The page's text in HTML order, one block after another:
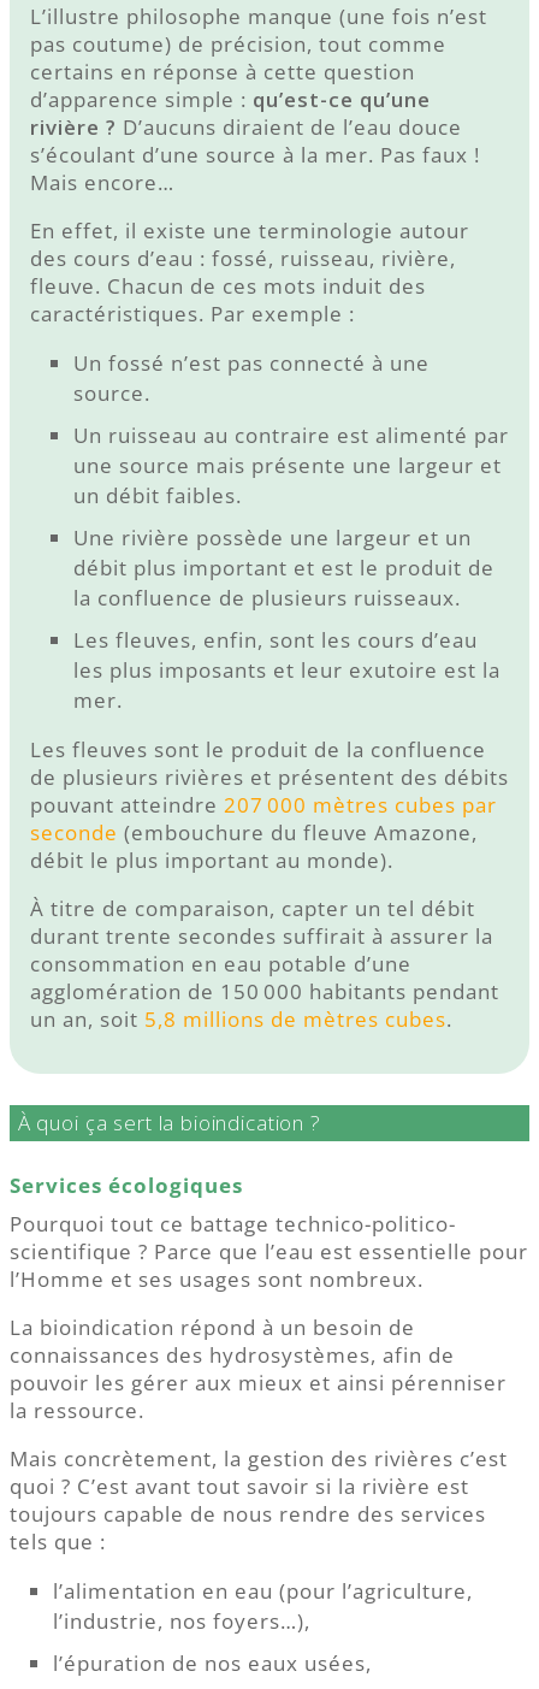
L’illustre philosophe manque (une fois n’est
pas coutume) de précision, tout comme
certains en réponse à cette question
d’apparence simple : qu’est-ce qu’une
rivière ? D’aucuns diraient de l’eau douce
s’écoulant d’une source à la mer. Pas faux !
Mais encore…
En effet, il existe une terminologie autour
des cours d’eau : fossé, ruisseau, rivière,
fleuve. Chacun de ces mots induit des
caractéristiques. Par exemple :
Un fossé n’est pas connecté à une
source.
Un ruisseau au contraire est alimenté par
une source mais présente une largeur et
un débit faibles.
Une rivière possède une largeur et un
débit plus important et est le produit de
la confluence de plusieurs ruisseaux.
Les fleuves, enfin, sont les cours d’eau
les plus imposants et leur exutoire est la
mer.
Les fleuves sont le produit de la confluence
de plusieurs rivières et présentent des débits
pouvant atteindre 207 000 mètres cubes par
seconde (embouchure du fleuve Amazone,
débit le plus important au monde).
À titre de comparaison, capter un tel débit
durant trente secondes suffirait à assurer la
consommation en eau potable d’une
agglomération de 150 000 habitants pendant
un an, soit 5,8 millions de mètres cubes.
À quoi ça sert la bioindication ?
Services écologiques
Pourquoi tout ce battage technico-politico-
scientifique ? Parce que l’eau est essentielle pour
l’Homme et ses usages sont nombreux.
La bioindication répond à un besoin de
connaissances des hydrosystèmes, afin de
pouvoir les gérer aux mieux et ainsi pérenniser
la ressource.
Mais concrètement, la gestion des rivières c’est
quoi ? C’est avant tout savoir si la rivière est
toujours capable de nous rendre des services
tels que :
l’alimentation en eau (pour l’agriculture,
l’industrie, nos foyers…),
l’épuration de nos eaux usées,